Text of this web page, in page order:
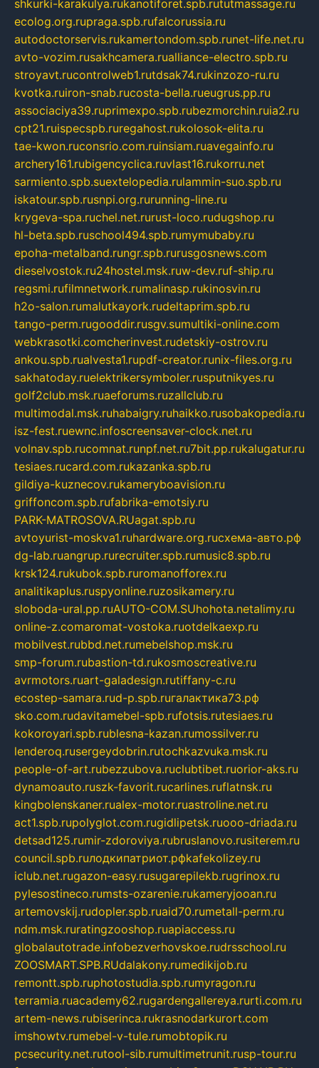
shkurki-karakulya.rukanotiforet.spb.rututmassage.ru
ecolog.org.rupraga.spb.rufalcorussia.ru
autodoctorservis.rukamertondom.spb.runet-life.net.ru
avto-vozim.rusakhcamera.rualliance-electro.spb.ru
stroyavt.rucontrolweb1.rutdsak74.rukinzozo-ru.ru
kvotka.ruiron-snab.rucosta-bella.rueugrus.pp.ru
associaciya39.ruprimexpo.spb.rubezmorchin.ruia2.ru
cpt21.ruispecspb.ruregahost.rukolosok-elita.ru
tae-kwon.ruconsrio.com.ruinsiam.ruavegainfo.ru
archery161.rubigencyclica.ruvlast16.rukorru.net
sarmiento.spb.suextelopedia.rulammin-suo.spb.ru
iskatour.spb.rusnpi.org.rurunning-line.ru
krygeva-spa.ruchel.net.rurust-loco.rudugshop.ru
hl-beta.spb.ruschool494.spb.rumymubaby.ru
epoha-metalband.rungr.spb.rurusgosnews.com
dieselvostok.ru24hostel.msk.ruw-dev.ruf-ship.ru
regsmi.rufilmnetwork.rumalinasp.rukinosvin.ru
h2o-salon.rumalutkayork.rudeltaprim.spb.ru
tango-perm.rugooddir.rusgv.sumultiki-online.com
webkrasotki.comcherinvest.rudetskiy-ostrov.ru
ankou.spb.rualvesta1.rupdf-creator.runix-files.org.ru
sakhatoday.ruelektrikersymboler.rusputnikyes.ru
golf2club.msk.ruaeforums.ruzallclub.ru
multimodal.msk.ruhabaigry.ruhaikko.rusobakopedia.ru
isz-fest.ruewnc.infoscreensaver-clock.net.ru
volnav.spb.rucomnat.runpf.net.ru7bit.pp.rukalugatur.ru
tesiaes.rucard.com.rukazanka.spb.ru
gildiya-kuznecov.rukameryboavision.ru
griffoncom.spb.rufabrika-emotsiy.ru
PARK-MATROSOVA.RUagat.spb.ru
avtoyurist-moskva1.ruhardware.org.ruсхема-авто.рф
dg-lab.ruangrup.rurecruiter.spb.rumusic8.spb.ru
krsk124.rukubok.spb.ruromanofforex.ru
analitikaplus.ruspyonline.ruzosikamery.ru
sloboda-ural.pp.ruAUTO-COM.SUhohota.netalimy.ru
online-z.comaromat-vostoka.ruotdelkaexp.ru
mobilvest.rubbd.net.rumebelshop.msk.ru
smp-forum.rubastion-td.rukosmoscreative.ru
avrmotors.ruart-galadesign.rutiffany-c.ru
ecostep-samara.rud-p.spb.ruгалактика73.рф
sko.com.rudavitamebel-spb.rufotsis.rutesiaes.ru
kokoroyari.spb.rublesna-kazan.rumossilver.ru
lenderoq.rusergeydobrin.rutochkazvuka.msk.ru
people-of-art.rubezzubova.ruclubtibet.ruorior-aks.ru
dynamoauto.ruszk-favorit.rucarlines.ruflatnsk.ru
kingbolenskaner.rualex-motor.ruastroline.net.ru
act1.spb.rupolyglot.com.rugidlipetsk.ruooo-driada.ru
detsad125.rumir-zdoroviya.rubruslanovo.rusiterem.ru
council.spb.ruлодкипатриот.рфkafekolizey.ru
iclub.net.rugazon-easy.rusugarepilekb.rugrinox.ru
pylesostineco.rumsts-ozarenie.rukameryjooan.ru
artemovskij.rudopler.spb.ruaid70.rumetall-perm.ru
ndm.msk.ruratingzooshop.ruapiaccess.ru
globalautotrade.infobezverhovskoe.rudrsschool.ru
ZOOSMART.SPB.RUdalakony.rumedikijob.ru
remontt.spb.ruphotostudia.spb.rumyragon.ru
terramia.ruacademy62.rugardengallereya.rurti.com.ru
artem-news.rubiserinca.rukrasnodarkurort.com
imshowtv.rumebel-v-tule.rumobtopik.ru
pcsecurity.net.rutool-sib.rumultimetrunit.rusp-tour.ru